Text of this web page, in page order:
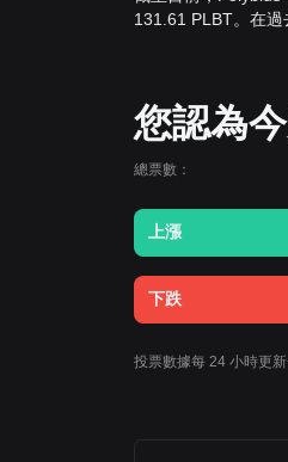
131.61 PLBT。在
您認為
總票數：
上漲
下跌
投票數據每 24 小時更